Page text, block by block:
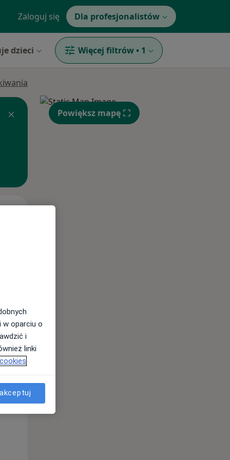
Zaloguj się Dla profesjonalistów
dzieci Więcej filtrów • 1
Śr,
Powiększ mapę
w oparciu o
i
linki